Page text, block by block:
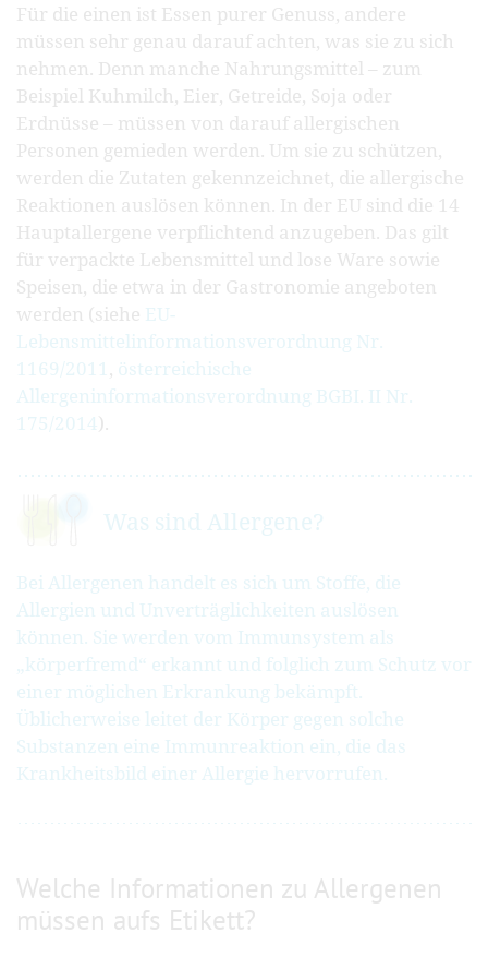
Für die einen ist Essen purer Genuss, andere
müssen sehr genau darauf achten, was sie zu sich
nehmen. Denn manche Nahrungsmittel – zum
Beispiel Kuhmilch, Eier, Getreide, Soja oder
Erdnüsse – müssen von darauf allergischen
Personen gemieden werden. Um sie zu schützen,
werden die Zutaten gekennzeichnet, die allergische
Reaktionen auslösen können. In der EU sind die 14
Hauptallergene verpflichtend anzugeben. Das gilt
für verpackte Lebensmittel und lose Ware sowie
Speisen, die etwa in der Gastronomie angeboten
werden (siehe EU-
Lebensmittelinformationsverordnung Nr.
1169/2011 , österreichische
Allergeninformationsverordnung BGBI. II Nr.
175/2014 ).
Was sind Allergene?
Bei Allergenen handelt es sich um Stoffe, die
Allergien und Unverträglichkeiten auslösen
können. Sie werden vom Immunsystem als
„körperfremd“ erkannt und folglich zum Schutz vor
einer möglichen Erkrankung bekämpft.
Üblicherweise leitet der Körper gegen solche
Substanzen eine Immunreaktion ein, die das
Krankheitsbild einer Allergie hervorrufen.
Welche Informationen zu Allergenen
müssen aufs Etikett?